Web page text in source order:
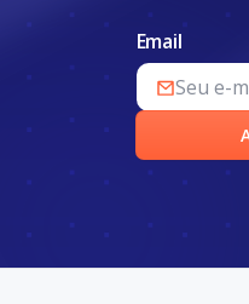
Email